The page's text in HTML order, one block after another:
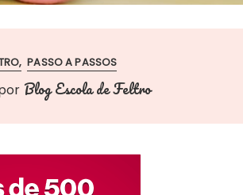
PASSO A PASSOS
Blog Escola de Feltro